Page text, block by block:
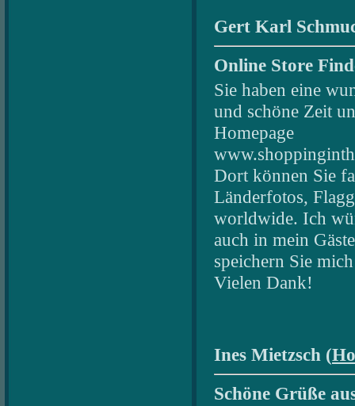
Gert Karl
Online Store
Sie haben eine
und schöne Zeit
Homepage
Dort können Sie
Länderfotos,
worldwide. Ich
auch in mein
speichern Sie
Vielen Dank!
Ines Mietzsch (
Schöne Grüße